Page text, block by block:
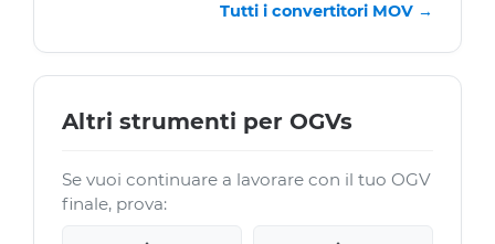
Tutti i convertitori MOV →
Altri strumenti per OGVs
Se vuoi continuare a lavorare con il tuo OGV
finale, prova: